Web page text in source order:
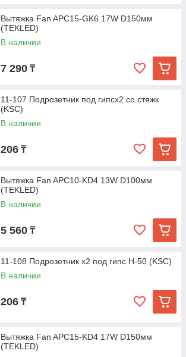
Вытяжка Fan APC15-GK6 17W D150мм
(TEKLED)
В наличии
7 290 ₸
11-107 Подрозетник под гипсх2 со стяжк
(KSC)
В наличии
206 ₸
Вытяжка Fan APC10-KD4 13W D100мм
(TEKLED)
В наличии
5 560 ₸
11-108 Подрозетник х2 под гипс H-50 (KSC)
В наличии
206 ₸
Вытяжка Fan APC15-KD4 17W D150мм
(TEKLED)